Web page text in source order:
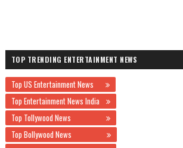
TOP TRENDING ENTERTAINMENT NEWS
Top US Entertainment News
Top Entertainment News India
Top Tollywood News
Top Bollywood News